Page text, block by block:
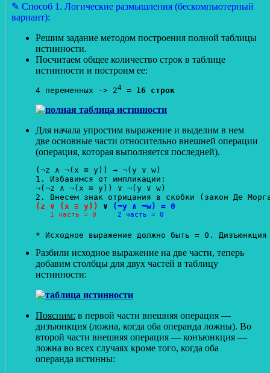
✎ Способ 1. Логические размышления (бескомпьютерный
вариант):
Решим задание методом построения полной таблицы
истинности.
Посчитаем общее количество строк в таблице
истинности и построим ее:
4 переменных -> 24 = 16 строк
Для начала упростим выражение и выделим в нем
две основные части относительно внешней операции
(операция, которая выполняется последней).
(¬z ∧ ¬(x ≡ y)) → ¬(y ∨ w)
1. Избавимся от импликации:
¬(¬z ∧ ¬(x ≡ y)) ∨ ¬(y ∨ w)
(z ∨ (x ≡ y))
∨ (¬y ∧ ¬w) = 0
1 часть = 0 2 часть = 0
Разбили исходное выражение на две части, теперь
добавим столбцы для двух частей в таблицу
истинности:
Поясним: в первой части внешняя операция —
дизъюнкция (ложна, когда оба операнда ложны). Во
второй части внешняя операция — конъюнкция —
ложна во всех случаях кроме того, когда оба
операнда истинны: